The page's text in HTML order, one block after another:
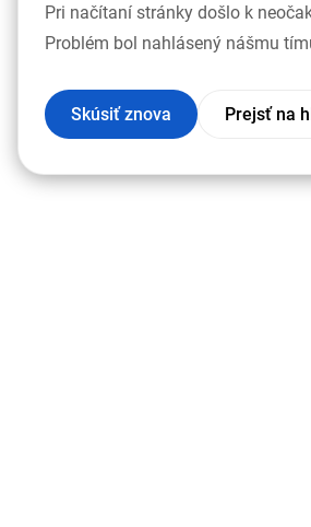
Pri načítaní stránky došlo k
Problém bol nahlásený nášmu
Skúsiť znova Prejsť na